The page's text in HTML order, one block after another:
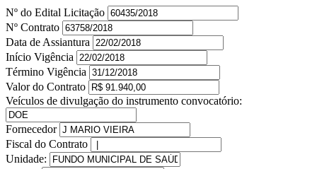
Nº do Edital Licitação
Nº Contrato
Data de Assiantura
Início Vigência
Término Vigência
Valor do Contrato
Veículos de divulgação do instrumento convocatório:
Fornecedor
Fiscal do Contrato
Unidade: